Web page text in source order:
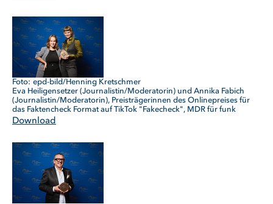
epd-bild/Henning Kretschmer
Eva Heiligensetzer (Journalistin/Moderatorin) und Annika Fabich
(Journalistin/Moderatorin), Preisträgerinnen des Onlinepreises für
das Faktencheck Format auf TikTok "Fakecheck", MDR für funk
Download